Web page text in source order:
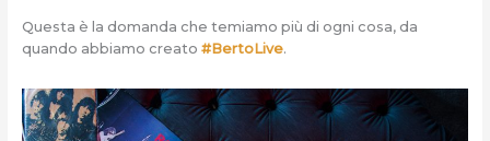
Questa è la domanda che temiamo più di ogni cosa, da
quando abbiamo creato #BertoLive.